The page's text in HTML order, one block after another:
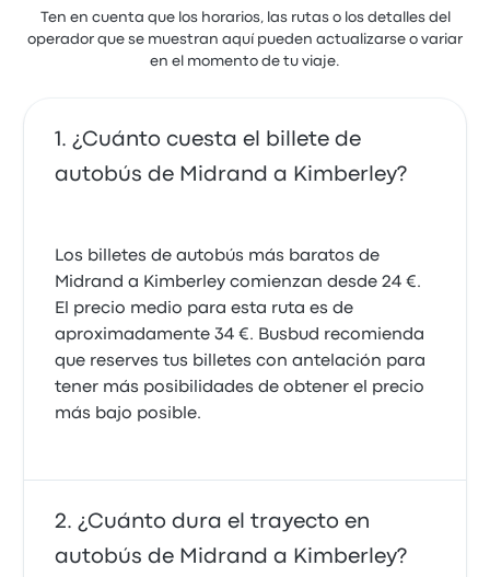
Ten en cuenta que los horarios, las rutas o los detalles del
operador que se muestran aquí pueden actualizarse o variar
en el momento de tu viaje.
¿Cuánto cuesta el billete de
autobús de Midrand a Kimberley?
Los billetes de autobús más baratos de
Midrand a Kimberley comienzan desde 24 €.
El precio medio para esta ruta es de
aproximadamente 34 €. Busbud recomienda
que reserves tus billetes con antelación para
tener más posibilidades de obtener el precio
más bajo posible.
¿Cuánto dura el trayecto en
autobús de Midrand a Kimberley?